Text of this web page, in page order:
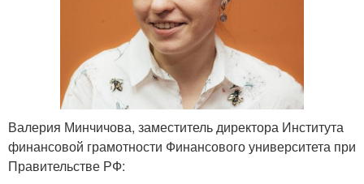
Валерия Минчичова, заместитель директора Института
финансовой грамотности Финансового университета при
Правительстве РФ: